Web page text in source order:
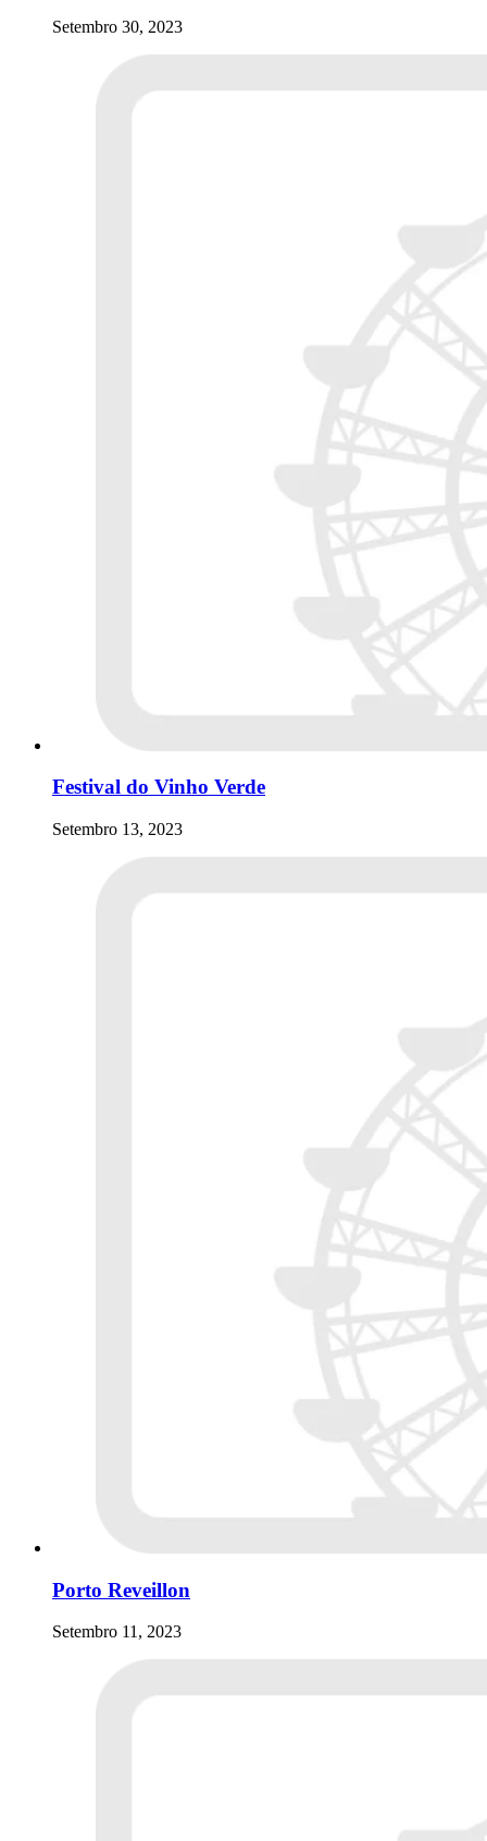
Setembro 30, 2023
Festival do Vinho Verde
Setembro 13, 2023
Porto Reveillon
Setembro 11, 2023